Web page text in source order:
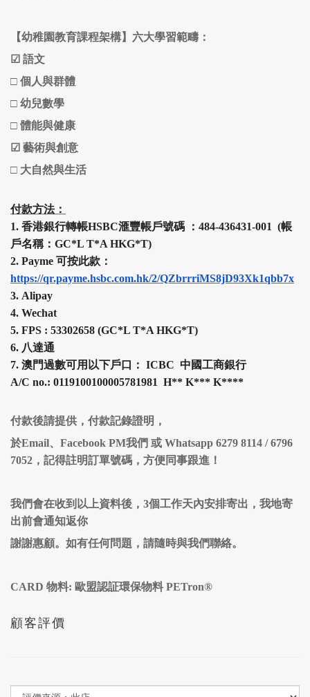
【幼稚園教育課程架構】六大學習範疇：
☑ 語文
□ 個人與群體
□ 幼兒數學
□ 體能與健康
☑ 藝術與創意
□ 大自然與生活
付款方法：
1. 香港銀行轉帳HSBC滙豐帳戶號碼 ：484-436431-001 (帳
戶名稱：GC*L T*A HKG*T)
2. Payme 可按此款：
https://qr.payme.hsbc.com.hk/2/QZbrrriMS8jD93Xk1qbb7x
3. Alipay
4. Wechat
5. FPS : 53302658 (GC*L T*A HKG*T)
6. 八達通
7. 澳門過數可用以下戶口： ICBC 中國工商銀行
A/C no.: 0119100100005781981 H** K*** K****
付款後請提供，付款記錄證明，
於Email、Facebook PM我們 或 Whatsapp 6279 8114 / 6796
7052，記得註明訂單號碼，方便同事跟進！
我們會在收到以上資料後，3個工作天內安排寄出，我地寄
出前會通知返你
謝謝惠顧。如有任何問題，請隨時與我們聯絡。
CARD 物料: 歐盟認証環保物料 PETron®
顧客評價